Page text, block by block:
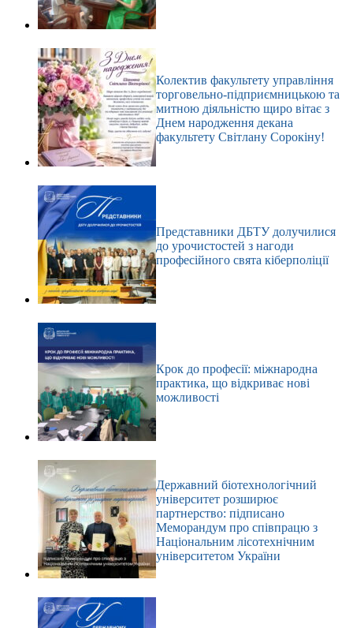
Колектив факультету управління
торговельно-підприємницькою та
митною діяльністю щиро вітає з
Днем народження декана
факультету Світлану Сорокіну!
Представники ДБТУ долучилися
до урочистостей з нагоди
професійного свята кіберполіції
Крок до професії: міжнародна
практика, що відкриває нові
можливості
Державний біотехнологічний
університет розширює
партнерство: підписано
Меморандум про співпрацю з
Національним лісотехнічним
університетом України